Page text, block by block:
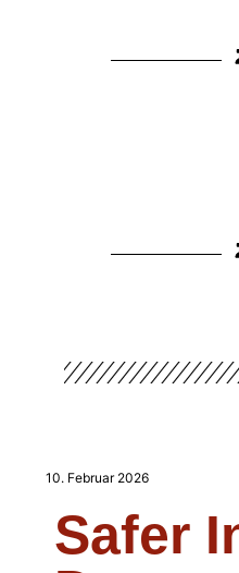
10. Februar 2026
Safer